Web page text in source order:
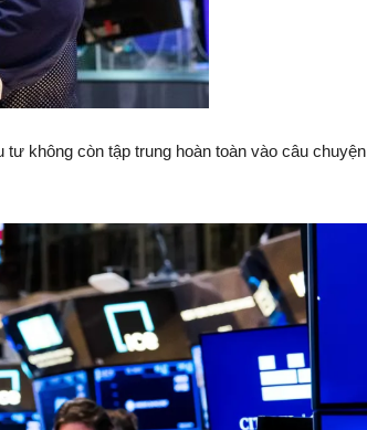
không còn tập trung hoàn toàn vào câu chuyện